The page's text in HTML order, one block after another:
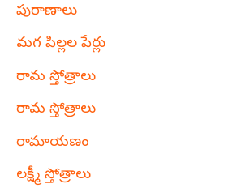
పురాణాలు
మగ పిల్లల పేర్లు
రామ స్తోత్రాలు
రామ స్తోత్రాలు
రామాయణం
లక్ష్మీ స్తోత్రాలు